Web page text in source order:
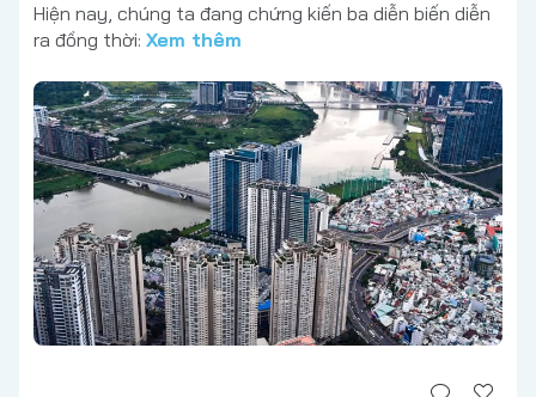
Hiện nay, chúng ta đang chứng kiến ba diễn biến diễn
ra đồng thời: Xem thêm